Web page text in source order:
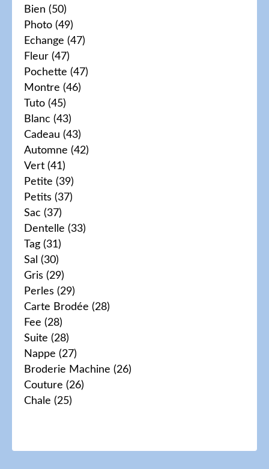
Bien (50)
Photo (49)
Echange (47)
Fleur (47)
Pochette (47)
Montre (46)
Tuto (45)
Blanc (43)
Cadeau (43)
Automne (42)
Vert (41)
Petite (39)
Petits (37)
Sac (37)
Dentelle (33)
Tag (31)
Sal (30)
Gris (29)
Perles (29)
Carte Brodée (28)
Fee (28)
Suite (28)
Nappe (27)
Broderie Machine (26)
Couture (26)
Chale (25)